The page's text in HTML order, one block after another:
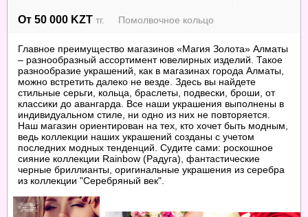
От 50 000 KZT тг. Помолвочное кольцо
Главное преимущество магазинов «Магия Золота» Алматы
– разнообразный ассортимент ювелирных изделий. Такое
разнообразие украшений, как в магазинах города Алматы,
можно встретить далеко не везде. Здесь вы найдете
стильные серьги, кольца, браслеты, подвески, броши, от
классики до авангарда. Все наши украшения выполнены в
индивидуальном стиле, ни одно из них не повторяется.
Наш магазин ориентирован на тех, кто хочет быть модным,
ведь коллекции наших украшений созданы с учетом
последних модных тенденций. Судите сами: роскошное
сияние коллекции Rainbow (Радуга), фантастические
черные бриллианты, оригинальные украшения из серебра
из коллекции "Серебряный век".